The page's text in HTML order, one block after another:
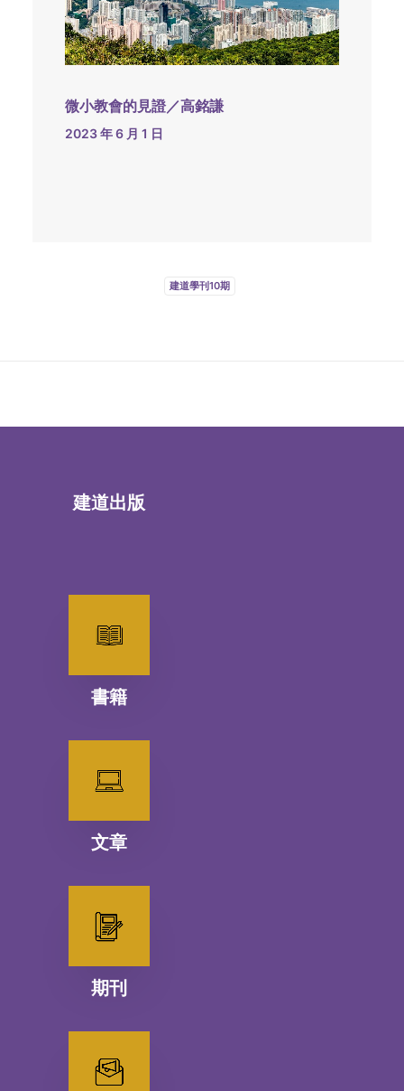
微小教會的見證／高銘謙
2023 年 6 月 1 日
建道學刊10期
建道出版
書籍
文章
期刊